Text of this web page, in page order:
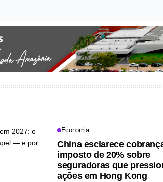
Economia
China esclarece
imposto de 20% sobre
seguradoras que
ações em Hong Kong